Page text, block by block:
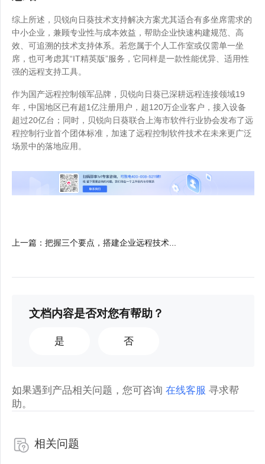
综上所述，贝锐向日葵技术支持解决方案尤其适合有多坐席需求的
中小企业，兼顾专业性与成本效益，帮助企业快速构建规范、高
效、可追溯的技术支持体系。若您属于个人工作室或仅需单一坐
席，也可考虑其“IT精英版”服务，它同样是一款性能优异、适用性
强的远程支持工具。
作为国产远程控制领军品牌，贝锐向日葵已深耕远程连接领域19
年，中国地区已有超1亿注册用户，超120万企业客户，接入设备
超过20亿台；同时，贝锐向日葵联合上海市软件行业协会发布了远
程控制行业首个团体标准，加速了远程控制软件技术在未来更广泛
场景中的落地应用。
上一篇 ：把握三个要点，搭建企业远程技术...
文档内容是否对您有帮助？
是 否
如果遇到产品相关问题，您可咨询在线客服 寻求帮
助。
相关问题